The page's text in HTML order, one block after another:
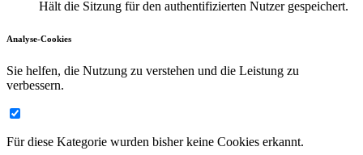
Hält die Sitzung für den authentifizierten Nutzer gespeichert.
Analyse-Cookies
Sie helfen, die Nutzung zu verstehen und die Leistung zu
verbessern.
Für diese Kategorie wurden bisher keine Cookies erkannt.